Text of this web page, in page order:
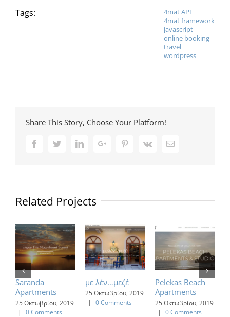
Tags:
4mat API
4mat framework
javascript
online booking
travel
wordpress
Share This Story, Choose Your Platform!
FacebookTwitterLinkedInGoogle+ PinterestVk Email
Related Projects
Saranda
Apartments
25 Οκτωβρίου, 2019
|
0 Comments
με λέν…μεζέ
25 Οκτωβρίου, 2019
|
0 Comments
Pelekas Beach
Apartments
25 Οκτωβρίου, 2019
|
0 Comments